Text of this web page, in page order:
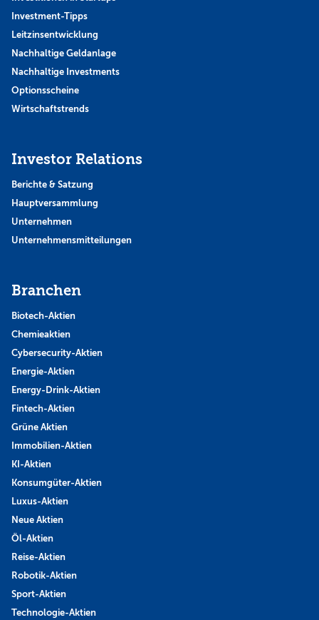
Investment-Tipps
Leitzinsentwicklung
Nachhaltige Geldanlage
Nachhaltige Investments
Optionsscheine
Wirtschaftstrends
Investor Relations
Berichte & Satzung
Hauptversammlung
Unternehmen
Unternehmensmitteilungen
Branchen
Biotech-Aktien
Chemieaktien
Cybersecurity-Aktien
Energie-Aktien
Energy-Drink-Aktien
Fintech-Aktien
Grüne Aktien
Immobilien-Aktien
KI-Aktien
Konsumgüter-Aktien
Luxus-Aktien
Neue Aktien
Öl-Aktien
Reise-Aktien
Robotik-Aktien
Sport-Aktien
Technologie-Aktien